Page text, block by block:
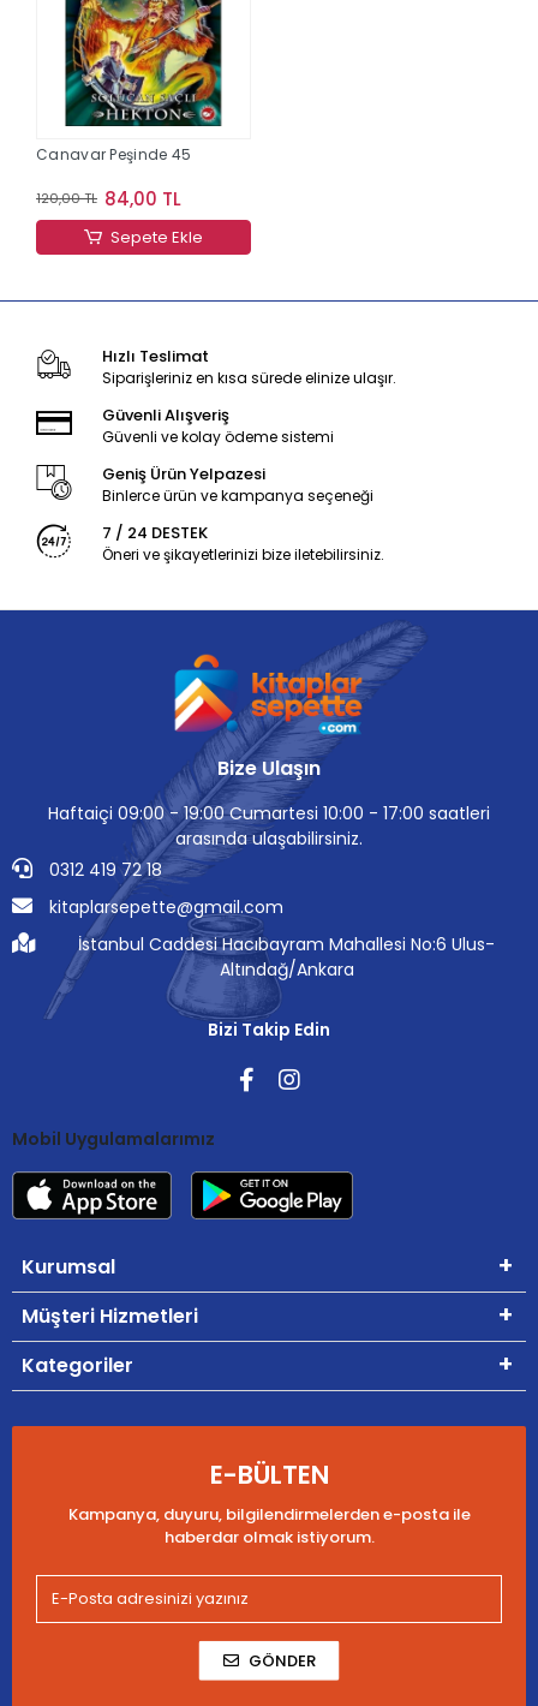
Canavar Peşinde 45
120,00 TL 84,00 TL
Sepete Ekle
Hızlı Teslimat
Siparişleriniz en kısa sürede elinize ulaşır.
Güvenli Alışveriş
Güvenli ve kolay ödeme sistemi
Geniş Ürün Yelpazesi
Binlerce ürün ve kampanya seçeneği
7 / 24 DESTEK
Öneri ve şikayetlerinizi bize iletebilirsiniz.
Bize Ulaşın
Haftaiçi 09:00 - 19:00 Cumartesi 10:00 - 17:00 saatleri
arasında ulaşabilirsiniz.
0312 419 72 18
kitaplarsepette@gmail.com
İstanbul Caddesi Hacıbayram Mahallesi No:6 Ulus-
Altındağ/Ankara
Bizi Takip Edin
Mobil Uygulamalarımız
Kurumsal
Müşteri Hizmetleri
Kategoriler
E-BÜLTEN
Kampanya, duyuru, bilgilendirmelerden e-posta ile
haberdar olmak istiyorum.
GÖNDER